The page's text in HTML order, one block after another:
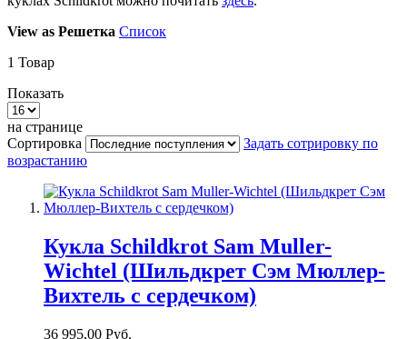
View as Решетка Список
1 Товар
Показать
на странице
Сортировка
Задать сотрировку по
возрастанию
Кукла Schildkrot Sam Muller-
Wichtel (Шильдкрет Сэм Мюллер-
Вихтель с сердечком)
36 995,00 Руб.